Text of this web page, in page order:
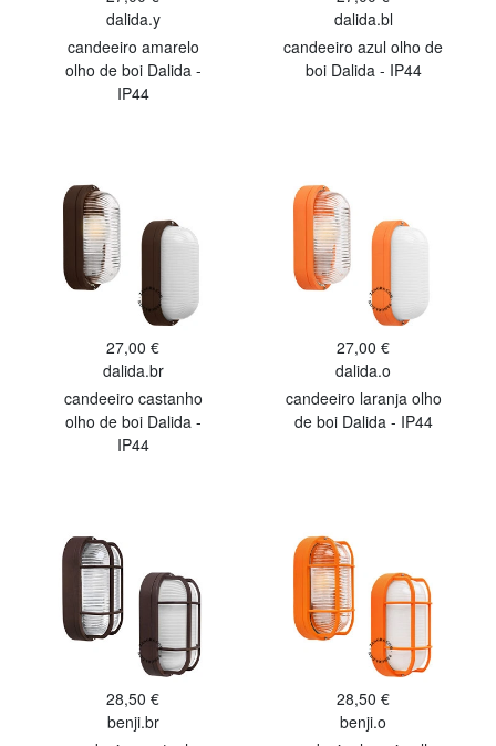
dalida.y
candeeiro amarelo
olho de boi Dalida -
IP44
dalida.bl
candeeiro azul olho de
boi Dalida - IP44
27,00 €
dalida.br
candeeiro castanho
olho de boi Dalida -
IP44
27,00 €
dalida.o
candeeiro laranja olho
de boi Dalida - IP44
28,50 €
benji.br
28,50 €
benji.o